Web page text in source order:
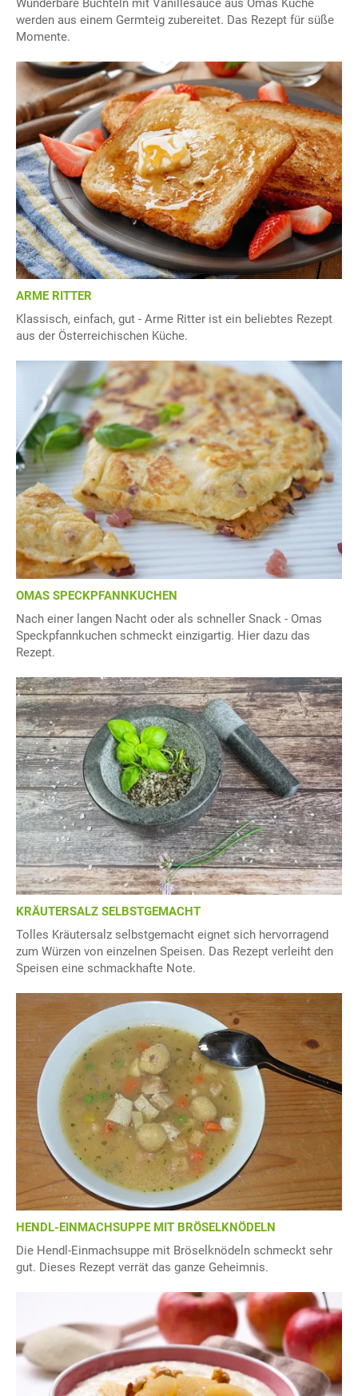
Wunderbare Buchteln mit Vanillesauce aus Omas Küche
werden aus einem Germteig zubereitet. Das Rezept für süße
Momente.
ARME RITTER
Klassisch, einfach, gut - Arme Ritter ist ein beliebtes Rezept
aus der Österreichischen Küche.
OMAS SPECKPFANNKUCHEN
Nach einer langen Nacht oder als schneller Snack - Omas
Speckpfannkuchen schmeckt einzigartig. Hier dazu das
Rezept.
KRÄUTERSALZ SELBSTGEMACHT
Tolles Kräutersalz selbstgemacht eignet sich hervorragend
zum Würzen von einzelnen Speisen. Das Rezept verleiht den
Speisen eine schmackhafte Note.
HENDL-EINMACHSUPPE MIT BRÖSELKNÖDELN
Die Hendl-Einmachsuppe mit Bröselknödeln schmeckt sehr
gut. Dieses Rezept verrät das ganze Geheimnis.